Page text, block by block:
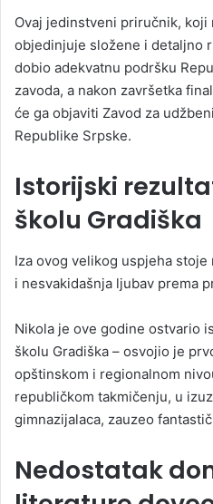
Ovaj jedinstveni priručnik, koji
objedinjuje složene i detaljno
dobio adekvatnu podršku
zavoda, a nakon završetka
će ga objaviti Zavod za
Republike Srpske.
Istorijski
školu Gradiška
Iza ovog velikog uspjeha
i nesvakidašnja ljubav prema
Nikola je ove godine ostvario
školu Gradiška – osvojio je
opštinskom i regionalnom
republičkom takmičenju, u
gimnazijalaca, zauzeo
Nedostatak